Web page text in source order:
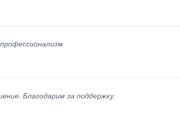
Благодарим за поддержку.